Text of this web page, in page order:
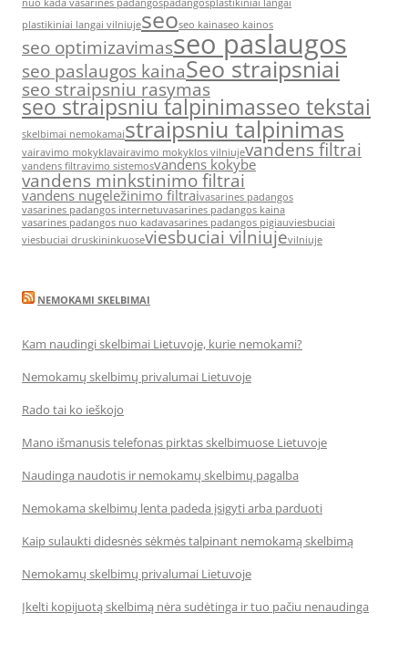
nuo kada vasarines padangospadangosplastikiniai langai
plastikiniai langai vilniujeseoseo kainaseo kainos
seo optimizavimasseo paslaugos
seo paslaugos kainaSeo straipsniai
seo straipsniu rasymas
seo straipsniu talpinimasseo tekstai
skelbimai nemokamaistraipsniu talpinimas
vairavimo mokyklavairavimo mokyklos vilniujevandens filtrai
vandens filtravimo sistemosvandens kokybe
vandens minkstinimo filtrai
vandens nugeležinimo filtraivasarines padangos
vasarines padangos internetuvasarines padangos kaina
vasarines padangos nuo kadavasarines padangos pigiauviesbuciai
viesbuciai druskininkuoseviesbuciai vilniujevilniuje
NEMOKAMI SKELBIMAI
Kam naudingi skelbimai Lietuvoje, kurie nemokami?
Nemokamų skelbimų privalumai Lietuvoje
Rado tai ko ieškojo
Mano išmanusis telefonas pirktas skelbimuose Lietuvoje
Naudinga naudotis ir nemokamų skelbimų pagalba
Nemokama skelbimų lenta padeda įsigyti arba parduoti
Kaip sulaukti didesnės sėkmės talpinant nemokamą skelbimą
Nemokamų skelbimų privalumai Lietuvoje
Įkelti kopijuotą skelbimą nėra sudėtinga ir tuo pačiu nenaudinga